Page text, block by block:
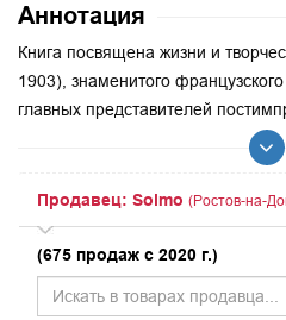
Аннотация
Книга посвящена жизни и
1903), знаменитого
главных представителей
Продавец: Solmo (Ростов-на-
(675 продаж с 2020 г.)